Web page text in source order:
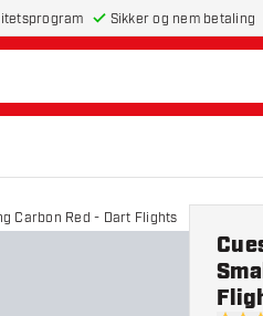
Sikker og nem betaling
Carbon Red - Dart Flights